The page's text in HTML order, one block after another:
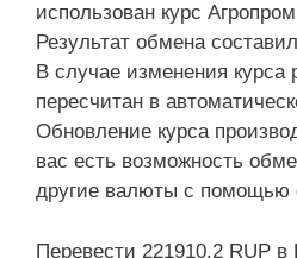
использован курс
Результат обмена
В случае изменения курса
пересчитан в
Обновление курса
вас есть возможность
другие валюты с
Перевести 221910.2 RUP